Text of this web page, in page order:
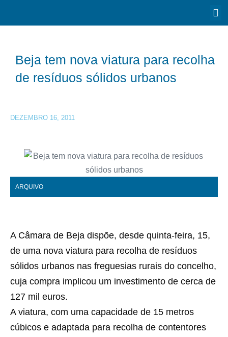
Beja tem nova viatura para recolha
de resíduos sólidos urbanos
DEZEMBRO 16, 2011
ARQUIVO
A Câmara de Beja dispõe, desde quinta-feira, 15,
de uma nova viatura para recolha de resíduos
sólidos urbanos nas freguesias rurais do concelho,
cuja compra implicou um investimento de cerca de
127 mil euros.
A viatura, com uma capacidade de 15 metros
cúbicos e adaptada para recolha de contentores